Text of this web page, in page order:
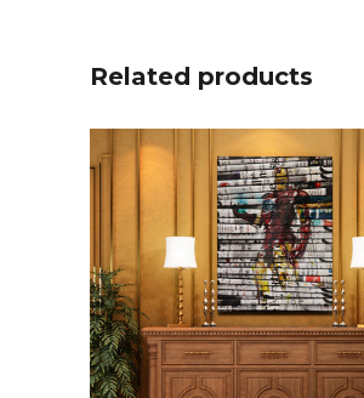
Related products